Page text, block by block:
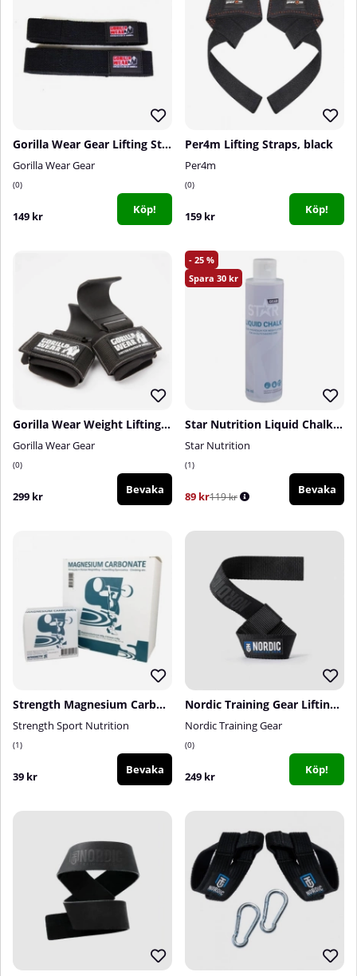
Gorilla Wear Gear Lifting Straps, black
Gorilla Wear Gear
0
149 kr Köp!
Per4m Lifting Straps, black
Per4m
0
159 kr Köp!
Gorilla Wear Weight Lifting Hooks, black/white
Gorilla Wear Gear
0
299 kr Bevaka
25
30
Star Nutrition Liquid Chalk, 200 ml
Star Nutrition
1
89 kr119 kr
Bevaka
Strength Magnesium Carbonate, 60 g
Strength Sport Nutrition
1
39 kr Bevaka
Nordic Training Gear Lifting Straps Nylon, black
Nordic Training Gear
0
249 kr Köp!